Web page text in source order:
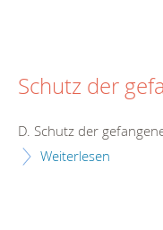
Schutz der
D. Schutz der
Weiterlesen